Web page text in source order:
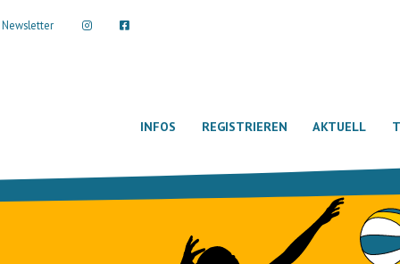
Newsletter
INFOS REGISTRIEREN AKTUELL